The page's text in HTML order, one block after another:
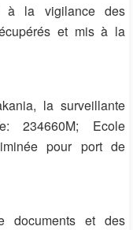
à la vigilance des
et mis à la
la surveillante
234660M; Ecole
pour port de
documents et des